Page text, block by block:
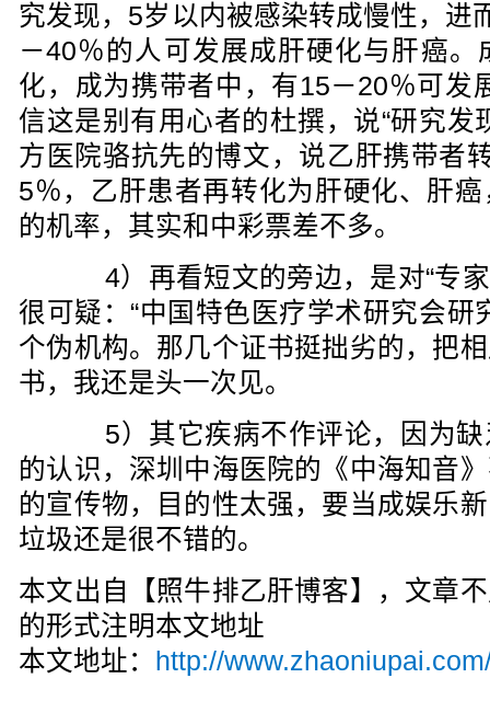
究发现，5岁以内被感染转成慢性，进
－40％的人可发展成肝硬化与肝癌
化，成为携带者中，有15－20％可发
信这是别有用心者的杜撰，说“研究发
方医院骆抗先的博文，说乙肝携带者
5％，乙肝患者再转化为肝硬化、肝
的机率，其实和中彩票差不多。
4）再看短文的旁边，是对“专家
很可疑：“中国特色医疗学术研究会研
个伪机构。那几个证书挺拙劣的，把
书，我还是头一次见。
5）其它疾病不作评论，因为缺
的认识，深圳中海医院的《中海知音
的宣传物，目的性太强，要当成娱乐
垃圾还是很不错的。
本文出自【照牛排乙肝博客】，文章
的形式注明本文地址
本文地址：
http://